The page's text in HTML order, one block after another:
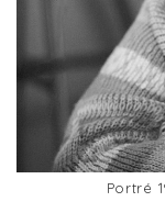
Portré